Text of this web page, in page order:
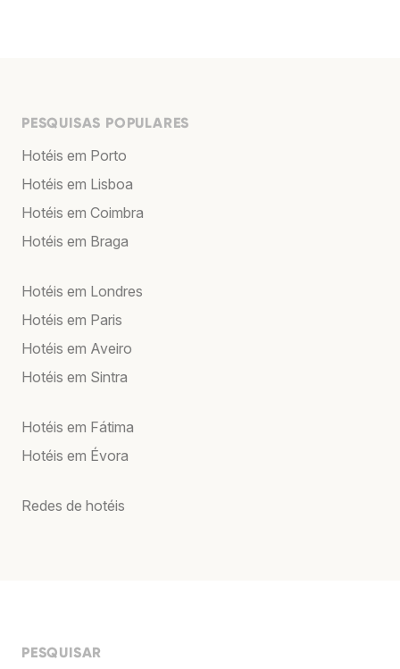
PESQUISAS POPULARES
Hotéis em Porto
Hotéis em Lisboa
Hotéis em Coimbra
Hotéis em Braga
Hotéis em Londres
Hotéis em Paris
Hotéis em Aveiro
Hotéis em Sintra
Hotéis em Fátima
Hotéis em Évora
Redes de hotéis
PESQUISAR